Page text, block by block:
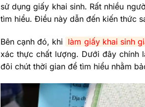
Chi phí làm giấy khai sinh giả hợp lý,
Các câu hỏi liên quan đến quy trình
Các điểm phân biệt giấy khai sinh
Quy trình mua bán giấy khai sinh tại
Thông tin liên hệ làm giấy khai sinh
sử dụng giấy khai sinh. Rất nhiều
tìm hiểu. Điều này dẫn đến kiến thức
Bên cạnh đó, khi làm giấy khai sinh
xác thực chất lượng. Dưới đây chính
đôi chút thời gian để tìm hiểu nhằm